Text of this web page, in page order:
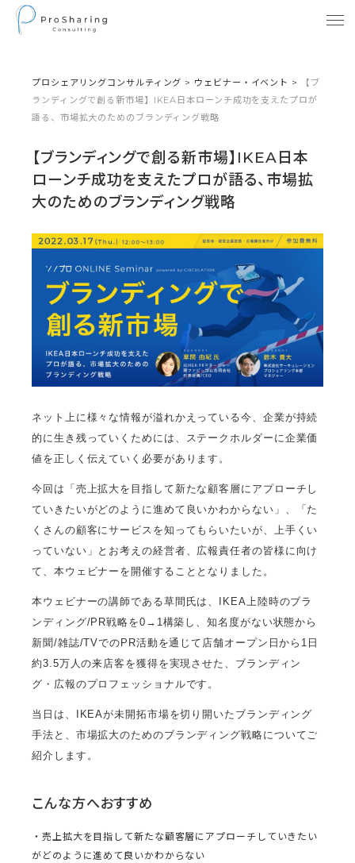
プロシェアリングコンサルティング > ウェビナー・イベント >
【ブ
ランディングで創る新市場】IKEA日本ローンチ成功を支えたプロが
語る、市場拡大のためのブランディング戦略
【ブランディングで創る新市場】IKEA日本
ローンチ成功を支えたプロが語る、市場拡
大のためのブランディング戦略
ネット上に様々な情報が溢れかえっている今、企業が持続
的に生き残っていくためには、ステークホルダーに企業価
値を正しく伝えていく必要があります。
今回は「売上拡大を目指して新たな顧客層にアプローチし
ていきたいがどのように進めて良いかわからない」、「た
くさんの顧客にサービスを知ってもらいたいが、上手くい
っていない」とお考えの経営者、広報責任者の皆様に向け
て、本ウェビナーを開催することとなりました。
本ウェビナーの講師である草間氏は、IKEA上陸時のブラ
ンディング/PR戦略を0→1構築し、知名度がない状態から
新聞/雑誌/TVでのPR活動を通じて店舗オープン日から1日
約3.5万人の来店客を獲得を実現させた、ブランディン
グ・広報のプロフェッショナルです。
当日は、IKEAが未開拓市場を切り開いたブランディング
手法と、市場拡大のためのブランディング戦略についてご
紹介します。
こんな方へおすすめ
・売上拡大を目指して新たな顧客層にアプローチしていきたい
がどのように進めて良いかわからない